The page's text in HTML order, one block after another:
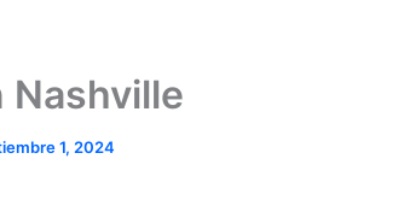
Nashville
1, 2024